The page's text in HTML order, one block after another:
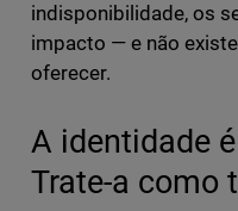
indisponibilidade, os
impacto — e não
oferecer.
A identidade
Trate-a como